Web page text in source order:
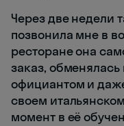
Через две недели
позвонила мне в
ресторане она
заказ,
официантом и
своем
момент в её